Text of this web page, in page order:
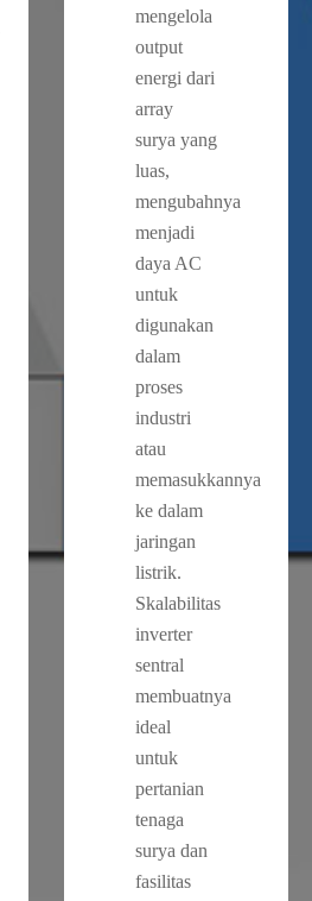
mengelola
output
energi dari
array
surya yang
luas,
mengubahnya
menjadi
daya AC
untuk
digunakan
dalam
proses
industri
atau
memasukkannya
ke dalam
jaringan
listrik.
Skalabilitas
inverter
sentral
membuatnya
ideal
untuk
pertanian
tenaga
surya dan
fasilitas